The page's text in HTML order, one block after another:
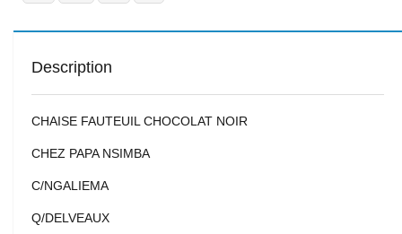
Description
CHAISE FAUTEUIL CHOCOLAT NOIR
CHEZ PAPA NSIMBA
C/NGALIEMA
Q/DELVEAUX